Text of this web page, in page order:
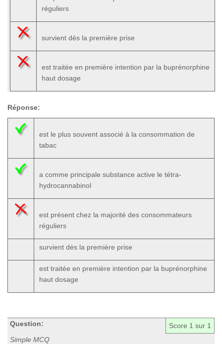
réguliers
survient dès la première prise
est traitée en première intention par la buprénorphine
haut dosage
Réponse:
est le plus souvent associé à la consommation de
tabac
a comme principale substance active le tétra-
hydrocannabinol
est présent chez la majorité des consommateurs
réguliers
survient dès la première prise
est traitée en première intention par la buprénorphine
haut dosage
Score 1 sur 1
Question:
Simple MCQ